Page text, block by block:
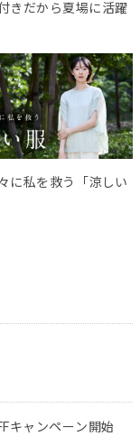
きだから夏場に活躍
に私を救う「涼しい
キャンペーン開始